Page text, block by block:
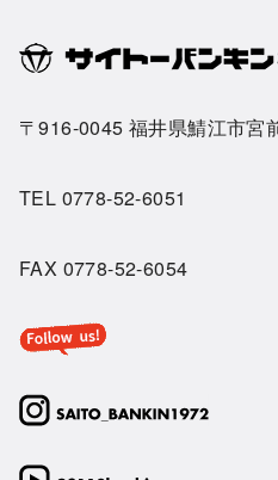
〒916-0045 福井県鯖江市宮
TEL 0778-52-6051
FAX 0778-52-6054